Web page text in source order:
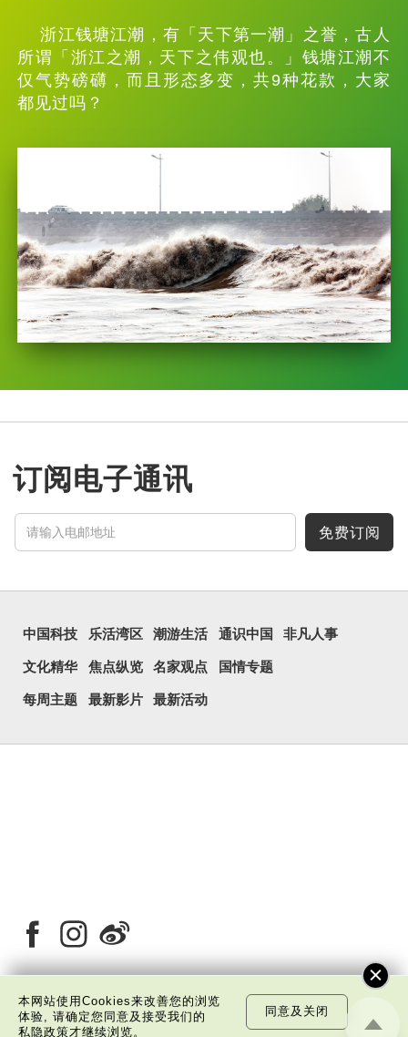
浙江钱塘江潮，有「天下第一潮」之誉，古人
所谓「浙江之潮，天下之伟观也。」钱塘江潮不
仅气势磅礴，而且形态多变，共9种花款，大家
都见过吗？
订阅电子通讯
免费订阅
中国科技 乐活湾区 潮游生活 通识中国 非凡人事
文化精华 焦点纵览 名家观点 国情专题
每周主题 最新影片 最新活动
关于我们 版权告示 私隐政策声明 免责声明
本网站使用Cookies来改善您的浏览
体验, 请确定您同意及接受我们的
私隐政策才继续浏览。
同意及关闭